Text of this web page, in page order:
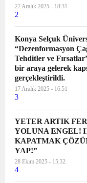
27 Aralık 2025 - 18:31
2
Konya Selçuk
“Dezenformasyon
Tehditler ve
bir araya gelerek
gerçekleştirildi.
17 Aralık 2025 - 16:51
3
YETER ARTIK
YOLUNA ENGEL!
KAPATMAK
YAP!”
28 Ekim 2025 - 15:32
4